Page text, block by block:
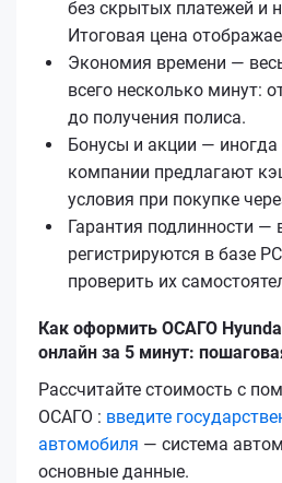
без скрытых платежей и
Итоговая цена
Экономия времени —
всего несколько минут:
до получения полиса.
Бонусы и акции — иногда
компании предлагают
условия при покупке
Гарантия подлинности —
регистрируются в базе
проверить их
Как оформить ОСАГО
онлайн за 5 минут:
Рассчитайте стоимость с
ОСАГО : введите
автомобиля — система
основные данные.